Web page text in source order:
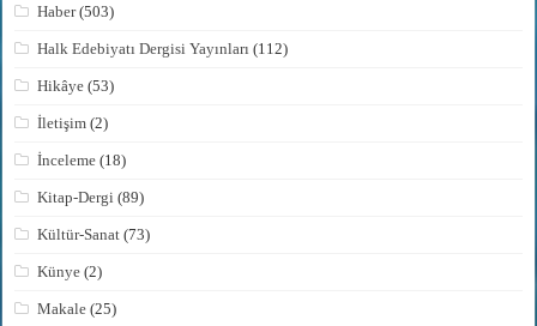
Haber(503)
Halk Edebiyatı Dergisi Yayınları (112)
Hikâye (53)
İletişim (2)
İnceleme (18)
Kitap-Dergi (89)
Kültür-Sanat (73)
Künye (2)
Makale (25)